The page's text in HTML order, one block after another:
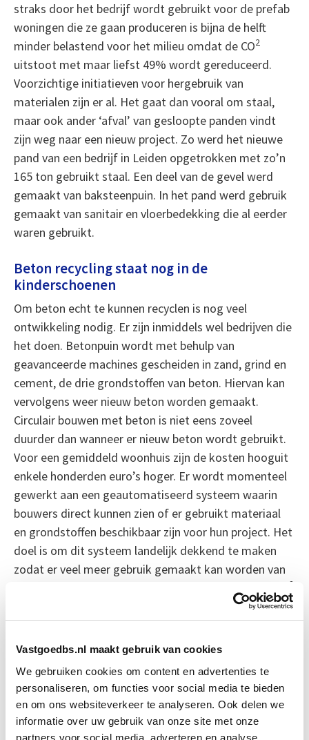
Vastgoedbs.nl maakt gebruik van cookies
We gebruiken cookies om content en advertenties te
personaliseren, om functies voor social media te bieden
en om ons websiteverkeer te analyseren. Ook delen we
informatie over uw gebruik van onze site met onze
partners voor social media, adverteren en analyse
straks door het bedrijf wordt gebruikt voor de prefab
woningen die ze gaan produceren is bijna de helft
minder belastend voor het milieu omdat de CO2
uitstoot met maar liefst 49% wordt gereduceerd.
Voorzichtige initiatieven voor hergebruik van
materialen zijn er al. Het gaat dan vooral om staal,
maar ook ander ‘afval’ van gesloopte panden vindt
zijn weg naar een nieuw project. Zo werd het nieuwe
pand van een bedrijf in Leiden opgetrokken met zo’n
165 ton gebruikt staal. Een deel van de gevel werd
gemaakt van baksteenpuin. In het pand werd gebruik
gemaakt van sanitair en vloerbedekking die al eerder
waren gebruikt.
Beton recycling staat nog in de
kinderschoenen
Om beton echt te kunnen recyclen is nog veel
ontwikkeling nodig. Er zijn inmiddels wel bedrijven die
het doen. Betonpuin wordt met behulp van
geavanceerde machines gescheiden in zand, grind en
cement, de drie grondstoffen van beton. Hiervan kan
vervolgens weer nieuw beton worden gemaakt.
Circulair bouwen met beton is niet eens zoveel
duurder dan wanneer er nieuw beton wordt gebruikt.
Voor een gemiddeld woonhuis zijn de kosten hooguit
enkele honderden euro’s hoger. Er wordt momenteel
gewerkt aan een geautomatiseerd systeem waarin
bouwers direct kunnen zien of er gebruikt materiaal
en grondstoffen beschikbaar zijn voor hun project. Het
doel is om dit systeem landelijk dekkend te maken
zodat er veel meer gebruik gemaakt kan worden van
2
uitstoot in de bouw geen fors percentage van het
totaal, alle kleine beetjes helpen.
Boeiend verhaal? Duik dan eens
in deze opleidingen: